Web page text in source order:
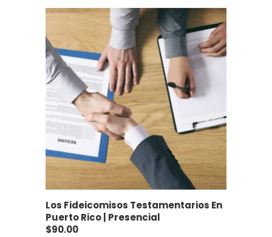
Los Fideicomisos Testamentarios En
Puerto Rico | Presencial
$90.00